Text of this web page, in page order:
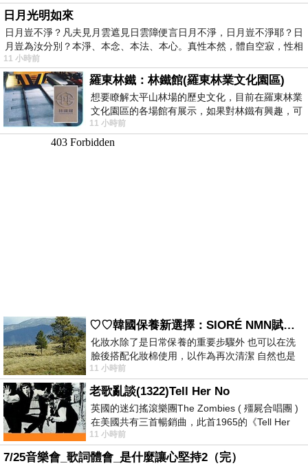
日月光明如來
日月豈不淨？凡夫見月雲遮見日雲障便言日月不淨，日月豈不淨耶？日
月豈為汝分別？本淨、本念、本法、本心。真性本然，體自空寂，性相
11 小時前
羅東林鐵：林鐵館(羅東林業文化園區)
想要瞭解太平山林場的歷史文化，目前在羅東林業
文化園區的各場館有展示，如果對林鐵有興趣，可
以到林鐵館。 這裡展示從山下
11 小時前
♡♡韓國保養新選擇：SIORÉ NMN賦活泡泡化妝水♡♡
化妝水除了是日常保養的重要步驟外 也可以在洗
臉後搭配化妝棉使用，以作為再次清潔 自然也是
我的保養必備品項 不過，我對於化妝
11 小時前
老歌亂談(1322)Tell Her No
英國的迷幻搖滾樂團The Zombies ( 殭屍合唱團 )
在美國共有三首暢銷曲，此首1965的《Tell Her
No》即為其中之一，在告示牌百大單曲
11 小時前
7/25音樂會_歌詞體會_是什麼讓心堅持2（完）